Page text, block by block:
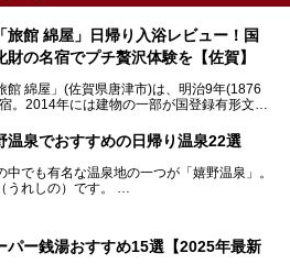
旅館 綿屋」日帰り入浴レビュー！国
財の名宿でプチ贅沢体験を【佐賀】
館 綿屋」(佐賀県唐津市)は、明治9年(1876
。2014年には建物の一部が国登録有形文化
家源泉を所有し、日帰り入浴が可能な点はあ
ません。近寄りがたいほどの敷居の高いイメ
、実は温かみある接客が特徴の名宿です。
ュアリー名宿で、お得にプチ贅沢体験を。今
温泉でおすすめの日帰り温泉22選
中でも有名な温泉地の一つが「嬉野温泉」。
うれしの）です。
」ができる豊玉姫神社があったりと見どころ
パー銭湯おすすめ15選【2025年最新